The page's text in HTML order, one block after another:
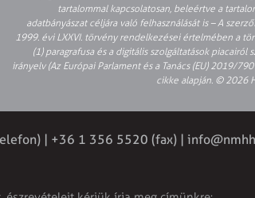
tartalommal kapcsolatosan, beleértve a
adatbányászat céljára való felhasználását is – A
1999. évi LXXVI. törvény rendelkezései értelmében a
(1) paragrafusa és a digitális szolgáltatások piacairól
irányelv (Az Európai Parlament és a Tanács (EU) 2019/
cikke alapján. © 2026
| +36 1 356 5520 (fax) |